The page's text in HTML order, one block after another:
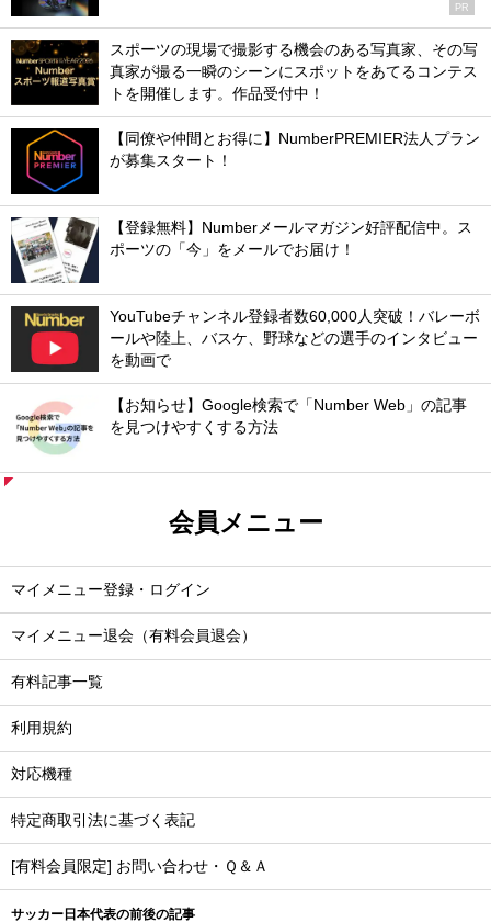
PR
スポーツの現場で撮影する機会のある写真家、その写
真家が撮る一瞬のシーンにスポットをあてるコンテス
トを開催します。作品受付中！
【同僚や仲間とお得に】NumberPREMIER法人プラン
が募集スタート！
【登録無料】Numberメールマガジン好評配信中。ス
ポーツの「今」をメールでお届け！
YouTubeチャンネル登録者数60,000人突破！バレーボ
ールや陸上、バスケ、野球などの選手のインタビュー
を動画で
【お知らせ】Google検索で「Number Web」の記事
を見つけやすくする方法
会員メニュー
マイメニュー登録・ログイン
マイメニュー退会（有料会員退会）
有料記事一覧
利用規約
対応機種
特定商取引法に基づく表記
[有料会員限定] お問い合わせ・Ｑ＆Ａ
サッカー日本代表の前後の記事